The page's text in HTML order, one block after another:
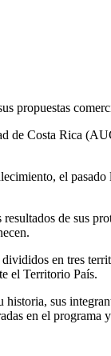
propuestas
Costa Rica
el
resultados de sus
en tres
el Territorio País.
sus
en el programa